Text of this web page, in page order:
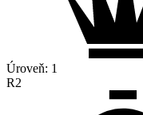
Úroveň: 1
R2